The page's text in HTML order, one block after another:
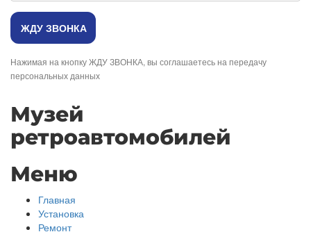
Нажимая на кнопку ЖДУ ЗВОНКА, вы соглашаетесь на передачу
персональных данных
Музей
ретроавтомобилей
Меню
Главная
Установка
Ремонт